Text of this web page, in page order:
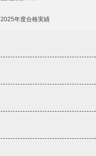
2025年度合格実績